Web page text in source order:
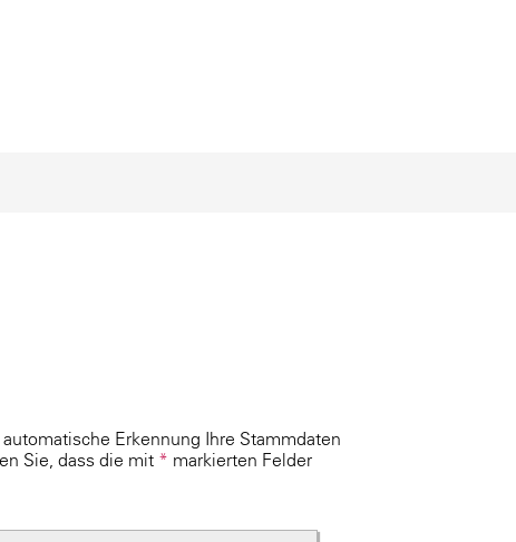
Erkennung Ihre Stammdaten
Sie, dass die mit * markierten Felder